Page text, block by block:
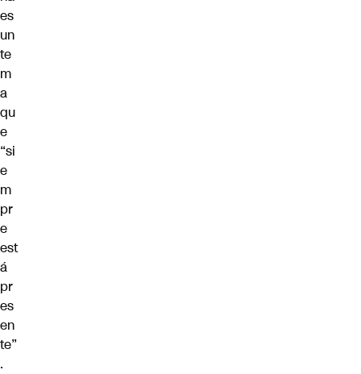
es
un
te
m
a
qu
e
“si
e
m
pr
e
est
á
pr
es
en
te”
.